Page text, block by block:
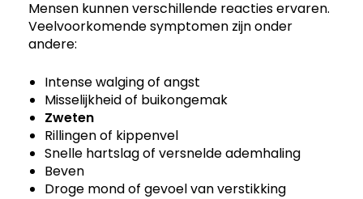
Mensen kunnen verschillende reacties ervaren.
Veelvoorkomende symptomen zijn onder
andere:
Intense walging of angst
Misselijkheid of buikongemak
Zweten
Rillingen of kippenvel
Snelle hartslag of versnelde ademhaling
Beven
Droge mond of gevoel van verstikking